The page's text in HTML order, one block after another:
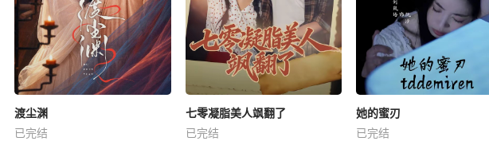
渡尘渊
已完结
七零凝脂美人飒翻了
已完结
她的蜜刃
已完结